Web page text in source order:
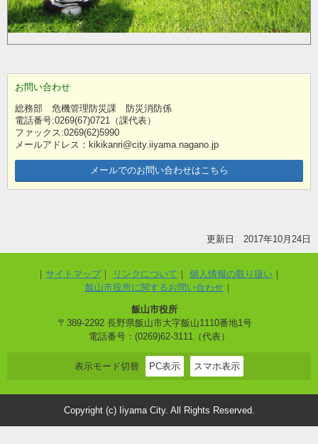
お問い合わせ
総務部 危機管理防災課 防災消防係
電話番号:0269(67)0721（課代表）
ファックス:0269(62)5990
メールアドレス：kikikanri@city.iiyama.nagano.jp
メールでのお問い合わせはこちら
更新日 2017年10月24日
サイトマップ リンクについて
個人情報の取り扱い
飯山市役所に関するお問い合わせ
飯山市役所
〒389-2292 長野県飯山市大字飯山1110番地1号
電話番号：(0269)62-3111（代表）
表示モード切替 PC表示 スマホ表示
Copyright (c) Iiyama City. All Rights Reserved.